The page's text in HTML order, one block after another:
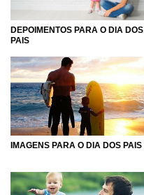
DEPOIMENTOS PARA O DIA DOS
PAIS
IMAGENS PARA O DIA DOS PAIS